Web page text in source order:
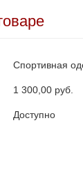
Спортивная
1 300,00 руб.
Доступно